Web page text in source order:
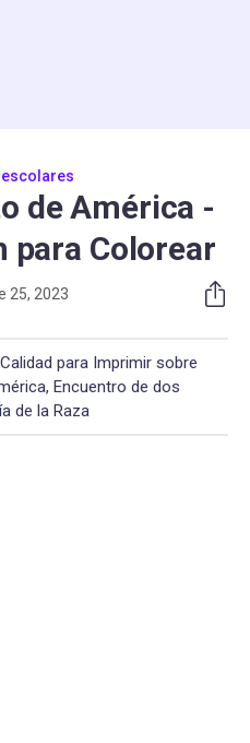
de América -
para Colorear
25, 2023
para Imprimir sobre
Encuentro de dos
de la Raza